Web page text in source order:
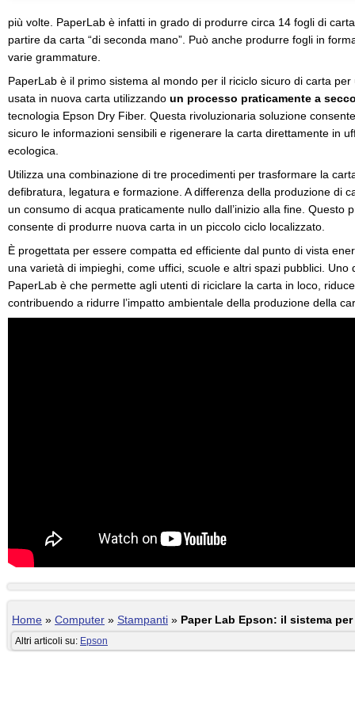
più volte. PaperLab è infatti in grado di produrre circa 14 fogli di
partire da carta “di seconda mano”. Può anche produrre fogli in
varie grammature.
PaperLab è il primo sistema al mondo per il riciclo sicuro di carta
usata in nuova carta utilizzando un processo praticamente a
tecnologia Epson Dry Fiber. Questa rivoluzionaria soluzione
sicuro le informazioni sensibili e rigenerare la carta direttamente in
ecologica.
Utilizza una combinazione di tre procedimenti per trasformare la
defibratura, legatura e formazione. A differenza della produzione di
un consumo di acqua praticamente nullo dall’inizio alla fine. Questo
consente di produrre nuova carta in un piccolo ciclo localizzato.
È progettata per essere compatta ed efficiente dal punto di vista
una varietà di impieghi, come uffici, scuole e altri spazi pubblici. Uno
PaperLab è che permette agli utenti di riciclare la carta in loco,
contribuendo a ridurre l’impatto ambientale della produzione della
Home » Computer » Stampanti » Paper Lab Epson: il sistema
Altri articoli su: Epson